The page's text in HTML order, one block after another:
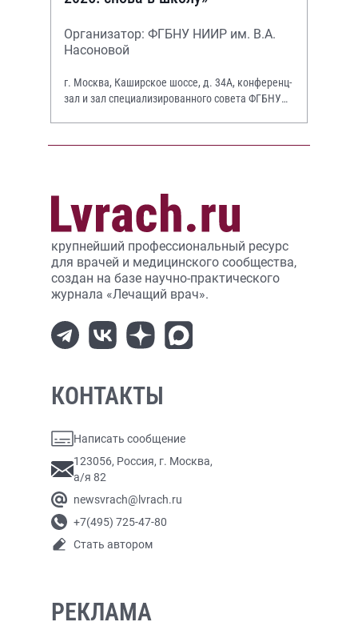
Организатор: ФГБНУ НИИР им. В.А.
Насоновой
г. Москва, Каширское шоссе, д. 34А, конференц-
зал и зал специализированного совета ФГБНУ
крупнейший профессиональный ресурс
для врачей и медицинского сообщества,
создан на базе научно-практического
журнала «Лечащий врач».
КОНТАКТЫ
Написать сообщение
123056, Россия, г. Москва,
а/я 82
newsvrach@lvrach.ru
+7(495) 725-47-80
Стать автором
РЕКЛАМА